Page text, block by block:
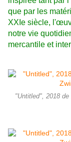
que par les
XXIe siècle,
notre vie
mercantile et
"Untitled", 2018